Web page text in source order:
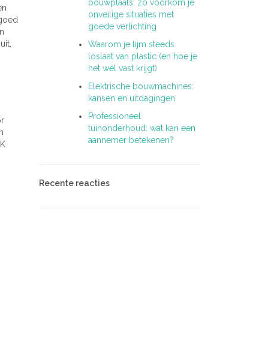
bouwplaats: zo voorkom je
onveilige situaties met
goede verlichting
Waarom je lijm steeds
loslaat van plastic (en hoe je
het wél vast krijgt)
Elektrische bouwmachines:
kansen en uitdagingen
Professioneel
tuinonderhoud: wat kan een
aannemer betekenen?
Recente reacties